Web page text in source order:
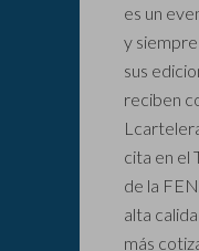
es un
y
sus
reciben
cita en el
de la
alta
más